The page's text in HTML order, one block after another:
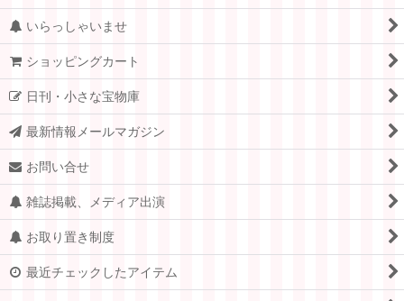
いらっしゃいませ
ショッピングカート
日刊・小さな宝物庫
最新情報メールマガジン
お問い合せ
雑誌掲載、メディア出演
お取り置き制度
最近チェックしたアイテム